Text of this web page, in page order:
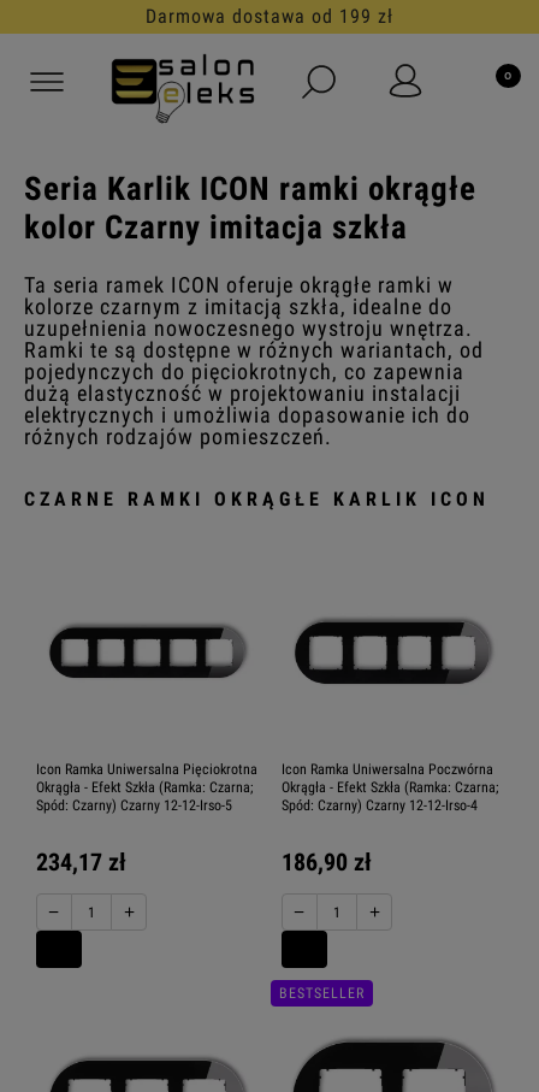
Darmowa dostawa od 199 zł
Seria Karlik ICON ramki okrągłe
kolor Czarny imitacja szkła
Ta seria ramek ICON oferuje okrągłe ramki w
kolorze czarnym z imitacją szkła, idealne do
uzupełnienia nowoczesnego wystroju wnętrza.
Ramki te są dostępne w różnych wariantach, od
pojedynczych do pięciokrotnych, co zapewnia
dużą elastyczność w projektowaniu instalacji
elektrycznych i umożliwia dopasowanie ich do
różnych rodzajów pomieszczeń.
CZARNE RAMKI OKRĄGŁE KARLIK ICON
Icon Ramka Uniwersalna Pięciokrotna
Okrągła - Efekt Szkła (Ramka: Czarna;
Spód: Czarny) Czarny 12-12-Irso-5
234,17 zł
− +
Icon Ramka Uniwersalna Poczwórna
Okrągła - Efekt Szkła (Ramka: Czarna;
Spód: Czarny) Czarny 12-12-Irso-4
186,90 zł
− +
BESTSELLER